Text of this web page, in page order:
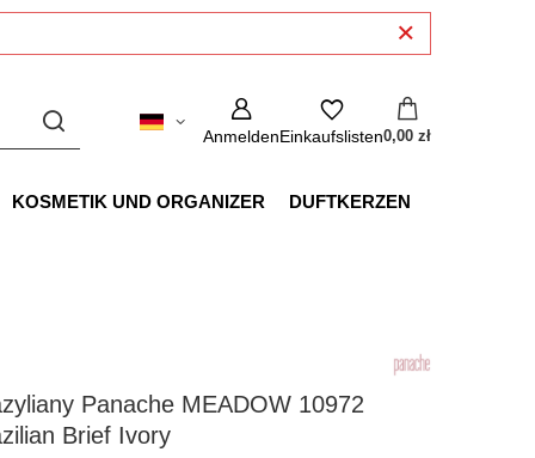
AnmeldenEinkaufslisten0,00 zł
KOSMETIK UND ORGANIZER DUFTKERZEN
Panache MEADOW 10972
Brief Ivory